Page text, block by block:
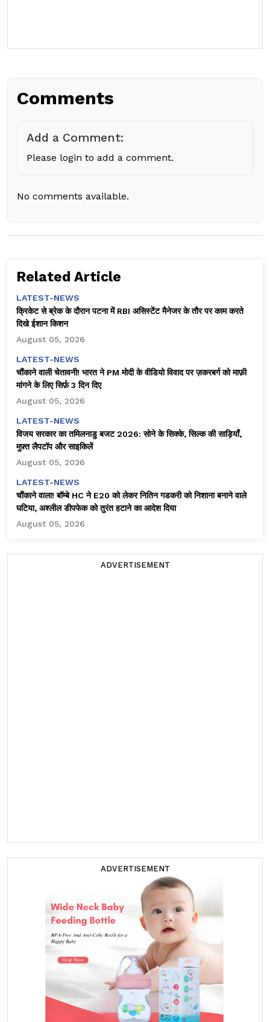
Comments
Add a Comment:
Please login to add a comment.
No comments available.
Related Article
LATEST-NEWS
क्रिकेट से ब्रेक के दौरान पटना में RBI असिस्टेंट मैनेजर के तौर पर काम करते
दिखे ईशान किशन
August 05, 2026
LATEST-NEWS
चौंकाने वाली चेतावनी! भारत ने PM मोदी के वीडियो विवाद पर ज़करबर्ग को माफ़ी
मांगने के लिए सिर्फ़ 3 दिन दिए
August 05, 2026
LATEST-NEWS
विजय सरकार का तमिलनाडु बजट 2026: सोने के सिक्के, सिल्क की साड़ियाँ,
मुफ़्त लैपटॉप और साइकिलें
August 05, 2026
LATEST-NEWS
चौंकाने वाला! बॉम्बे HC ने E20 को लेकर नितिन गडकरी को निशाना बनाने वाले
घटिया, अश्लील डीपफेक को तुरंत हटाने का आदेश दिया
August 05, 2026
ADVERTISEMENT
ADVERTISEMENT